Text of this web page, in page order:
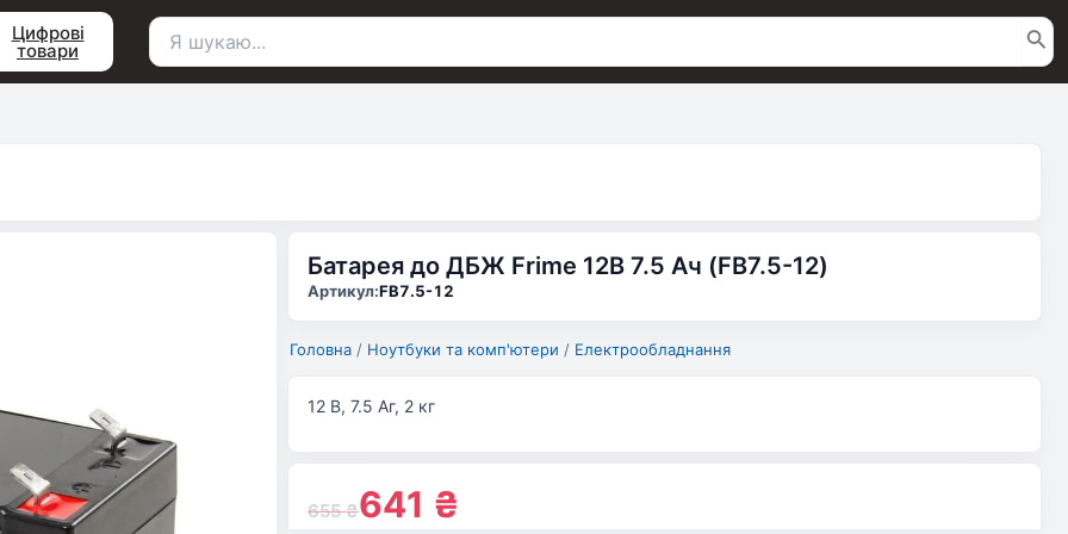
Цифрові
товари
Пошук
Батарея до ДБЖ Frime 12В 7.5 Ач (FB7.5-12)
Артикул:FB7.5-12
Головна / Ноутбуки та комп'ютери / Електрообладнання
655₴641 ₴
12 В, 7.5 Аг, 2 кг